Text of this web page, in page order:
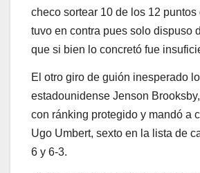
checo sortear 10 de los 12 puntos
tuvo en contra pues solo dispuso
que si bien lo concretó fue
El otro giro de guión inesperado
estadounidense Jenson
con ránking protegido y mandó a
Ugo Umbert, sexto en la lista de
6 y 6-3.